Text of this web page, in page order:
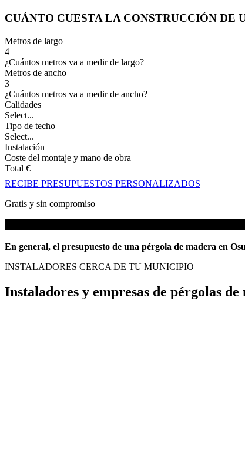
CUÁNTO CUESTA LA CONSTRUCCIÓN DE
Metros de largo
4
¿Cuántos metros va a medir de largo?
Metros de ancho
3
¿Cuántos metros va a medir de ancho?
Calidades
Select...
Tipo de techo
Select...
Instalación
Coste del montaje y mano de obra
Total €
RECIBE PRESUPUESTOS PERSONALIZADOS
Gratis y sin compromiso
En general, el presupuesto de una pérgola de madera en
INSTALADORES CERCA DE TU MUNICIPIO
Instaladores y empresas de pérgolas de